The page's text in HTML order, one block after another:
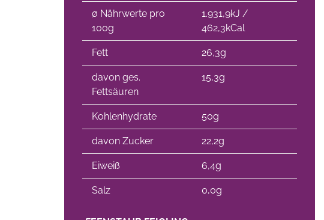
∅ Nährwerte pro
100g
1.931,9kJ /
462,3kCal
Fett 26,3g
davon ges.
Fettsäuren
15,3g
Kohlenhydrate 50g
davon Zucker 22,2g
Eiweiß 6,4g
Salz 0,0g